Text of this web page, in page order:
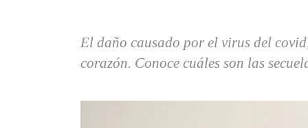
El daño causado por el virus del
corazón. Conoce cuáles son las